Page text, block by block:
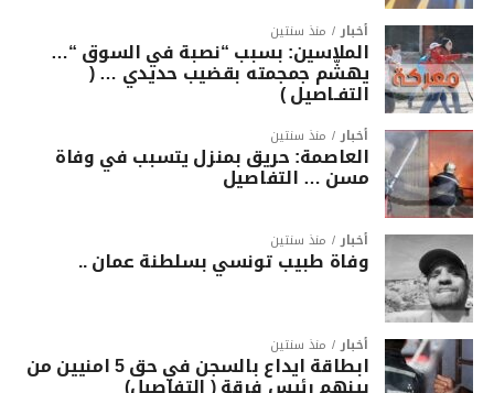
أخبار منذ سنتين
الملاسين: بسبب “نصبة في السوق “…
يهشّم جمجمته بقضيب حديدي … (
التفـاصيل )
أخبار منذ سنتين
العاصمة: حريق بمنزل يتسبب في وفاة
مسن … التفاصيل
أخبار منذ سنتين
وفاة طبيب تونسي بسلطنة عمان ..
أخبار منذ سنتين
ابطاقة ايداع بالسجن في حق 5 امنيين من